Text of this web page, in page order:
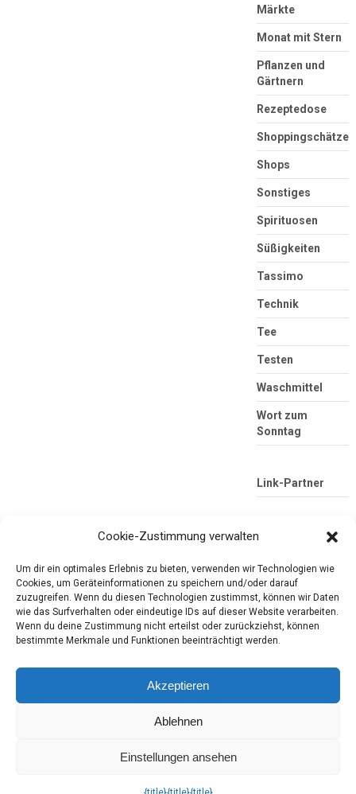
Märkte
Monat mit Stern
Pflanzen und
Gärtnern
Rezeptedose
Shoppingschätze
Shops
Sonstiges
Spirituosen
Süßigkeiten
Tassimo
Technik
Tee
Testen
Waschmittel
Wort zum
Sonntag
Link-Partner
Tester-Paradies
Produkttests und Alltag
Cookie-Zustimmung verwalten
Um dir ein optimales Erlebnis zu bieten, verwenden wir Technologien wie
Cookies, um Geräteinformationen zu speichern und/oder darauf
zuzugreifen. Wenn du diesen Technologien zustimmst, können wir Daten
wie das Surfverhalten oder eindeutige IDs auf dieser Website verarbeiten.
Wenn du deine Zustimmung nicht erteilst oder zurückziehst, können
bestimmte Merkmale und Funktionen beeinträchtigt werden.
Akzeptieren
Ablehnen
Einstellungen ansehen
Die mobile Version verlassen
komplet løsning